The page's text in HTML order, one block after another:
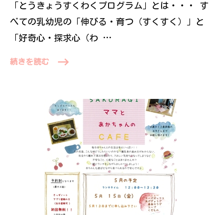
「とうきょうすくわくプログラム」とは・・・ す
べての乳幼児の「伸びる・育つ（すくすく）」と
「好奇心・探求心（わ …
続きを読む